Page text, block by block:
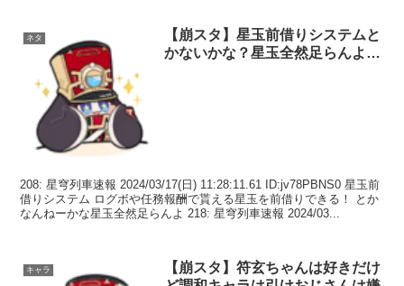
ネタ
【崩スタ】星玉前借りシステムと
かないかな？星玉全然足らんよ…
208: 星穹列車速報 2024/03/17(日) 11:28:11.61 ID:jv78PBNS0 星玉前
借りシステム ログボや任務報酬で貰える星玉を前借りできる！ とか
なんねーかな星玉全然足らんよ 218: 星穹列車速報 2024/03...
キャラ
【崩スタ】符玄ちゃんは好きだけ